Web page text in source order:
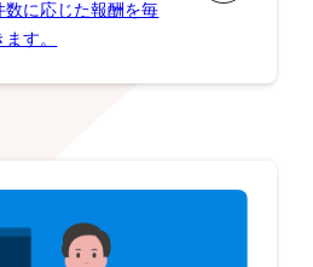
数に応じた報酬を毎
す。